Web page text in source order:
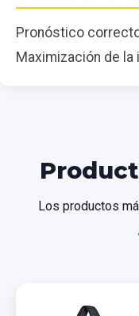
Pronóstico
Maximización de la
Los productos